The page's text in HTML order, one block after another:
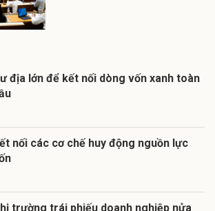
địa lớn để kết nối dòng vốn xanh toàn
nối các cơ chế huy động nguồn lực
trường trái phiếu doanh nghiệp nửa